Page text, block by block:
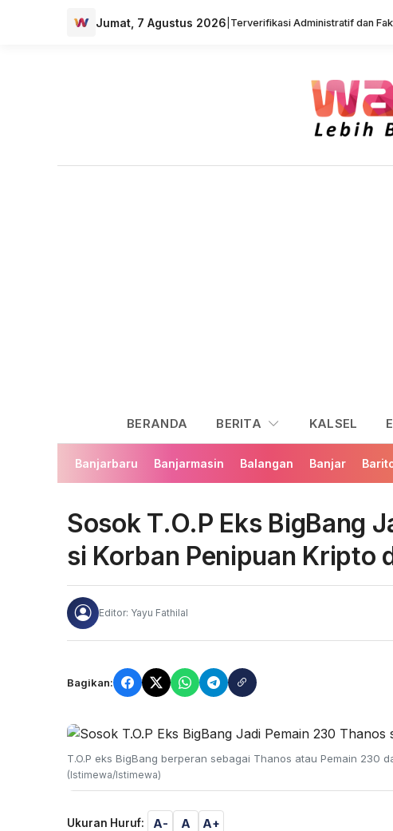
Jumat, 7 Agustus 2026 Terverifikasi Administratif dan
BERANDA BERITA KALSEL
Banjarbaru Banjarmasin Balangan Banjar
Sosok T.O.P Eks BigBang
si Korban Penipuan Kripto
Editor: Yayu Fathilal
Bagikan:
T.O.P eks BigBang berperan sebagai Thanos atau Pemain 230
(Istimewa/Istimewa)
Ukuran Huruf: A- A A+